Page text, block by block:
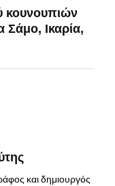
κουνουπιών
Σάμο, Ικαρία,
και δημιουργός